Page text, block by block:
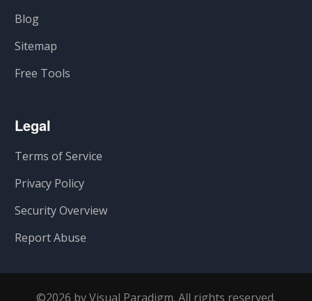
Blog
Sitemap
Free Tools
Legal
Terms of Service
Privacy Policy
Security Overview
Report Abuse
©2026 by Visual Paradigm. All rights reserved.